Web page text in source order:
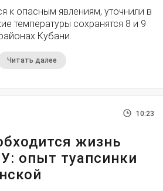
к опасным явлениям, уточнили в
температуры сохранятся 8 и 9
Кубани.
Читать далее
10:23
жизнь
опыт туапсинки